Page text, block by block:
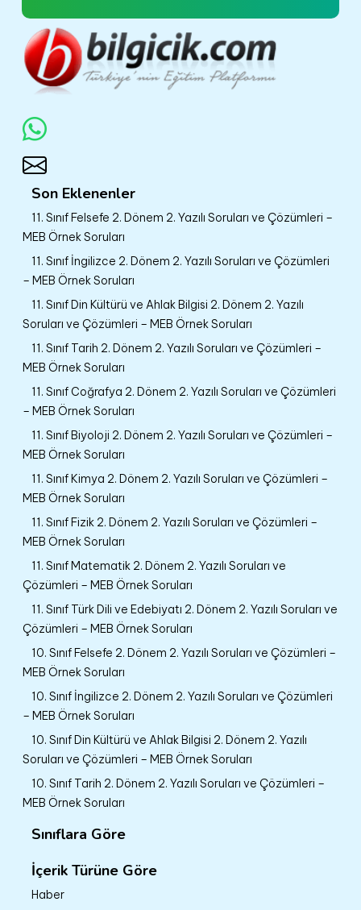
Son Eklenenler
11. Sınıf Felsefe 2. Dönem 2. Yazılı Soruları ve Çözümleri –
MEB Örnek Soruları
11. Sınıf İngilizce 2. Dönem 2. Yazılı Soruları ve Çözümleri
– MEB Örnek Soruları
11. Sınıf Din Kültürü ve Ahlak Bilgisi 2. Dönem 2. Yazılı
Soruları ve Çözümleri – MEB Örnek Soruları
11. Sınıf Tarih 2. Dönem 2. Yazılı Soruları ve Çözümleri –
MEB Örnek Soruları
11. Sınıf Coğrafya 2. Dönem 2. Yazılı Soruları ve Çözümleri
– MEB Örnek Soruları
11. Sınıf Biyoloji 2. Dönem 2. Yazılı Soruları ve Çözümleri –
MEB Örnek Soruları
11. Sınıf Kimya 2. Dönem 2. Yazılı Soruları ve Çözümleri –
MEB Örnek Soruları
11. Sınıf Fizik 2. Dönem 2. Yazılı Soruları ve Çözümleri –
MEB Örnek Soruları
11. Sınıf Matematik 2. Dönem 2. Yazılı Soruları ve
Çözümleri – MEB Örnek Soruları
11. Sınıf Türk Dili ve Edebiyatı 2. Dönem 2. Yazılı Soruları ve
Çözümleri – MEB Örnek Soruları
10. Sınıf Felsefe 2. Dönem 2. Yazılı Soruları ve Çözümleri –
MEB Örnek Soruları
10. Sınıf İngilizce 2. Dönem 2. Yazılı Soruları ve Çözümleri
– MEB Örnek Soruları
10. Sınıf Din Kültürü ve Ahlak Bilgisi 2. Dönem 2. Yazılı
Soruları ve Çözümleri – MEB Örnek Soruları
10. Sınıf Tarih 2. Dönem 2. Yazılı Soruları ve Çözümleri –
MEB Örnek Soruları
Sınıflara Göre
İçerik Türüne Göre
Haber